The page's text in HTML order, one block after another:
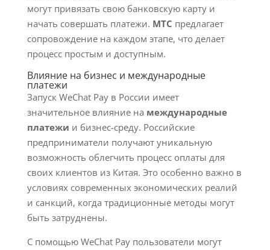
могут привязать свою банковскую карту и
начать совершать платежи. МТС предлагает
сопровождение на каждом этапе, что делает
процесс простым и доступным.
Влияние на бизнес и международные
платежи
Запуск WeChat Pay в России имеет
значительное влияние на международные
платежи и бизнес-среду. Российские
предприниматели получают уникальную
возможность облегчить процесс оплаты для
своих клиентов из Китая. Это особенно важно в
условиях современных экономических реалий
и санкций, когда традиционные методы могут
быть затруднены.
С помощью WeChat Pay пользователи могут